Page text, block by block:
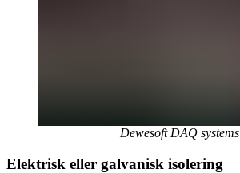
Dewesoft DAQ systems
Elektrisk eller galvanisk isolering